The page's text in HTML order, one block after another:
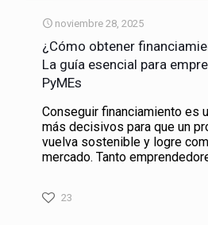
noviembre 28, 2025
¿Cómo obtener
La guía esencial para
PyMEs
Conseguir financiamiento es
más decisivos para que un
vuelva sostenible y logre
mercado. Tanto
23